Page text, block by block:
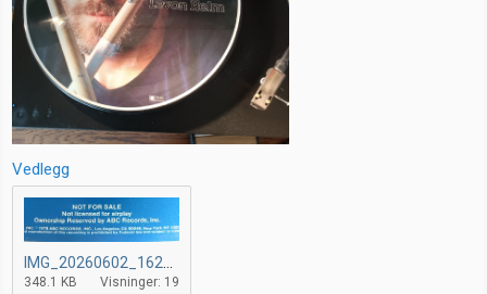
Vedlegg
IMG_20260602_162611 (1).jpg
348.1 KB Visninger: 19